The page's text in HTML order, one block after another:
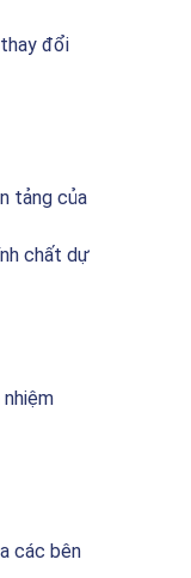
đổi
tảng của
chất dự
các bên